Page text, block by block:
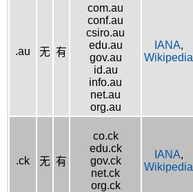
.au 无 有
com.au
conf.au
csiro.au
edu.au
gov.au
id.au
info.au
net.au
org.au
IANA,
Wikipedia
.ck 无 有
co.ck
edu.ck
gov.ck
net.ck
org.ck
IANA,
Wikipedia